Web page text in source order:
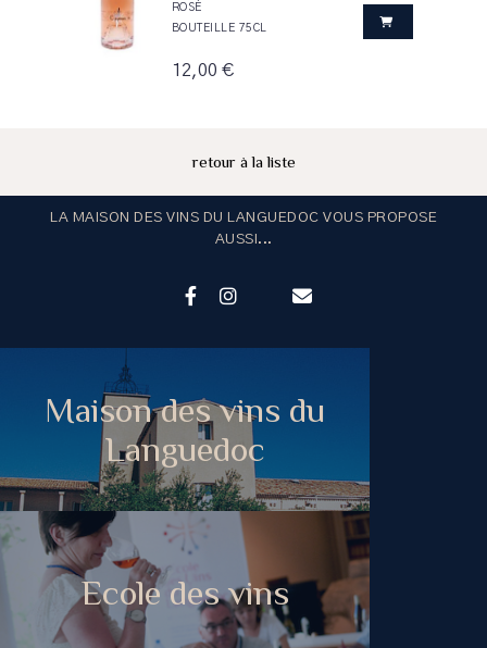
ROSÉ
BOUTEILLE 75CL
12,00 €
retour à la liste
LA MAISON DES VINS DU LANGUEDOC VOUS PROPOSE
AUSSI...
Maison des vins du
Languedoc
Ecole des vins